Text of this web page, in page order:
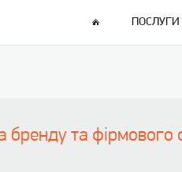
ПОСЛУГИ
бренду та фірмового